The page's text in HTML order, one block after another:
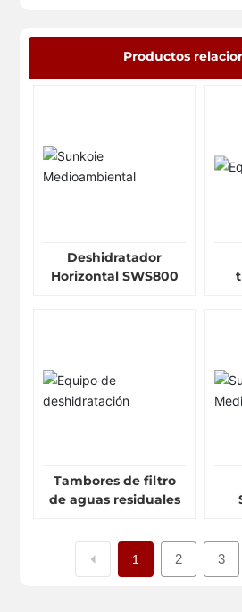
Productos
Deshidratador
Horizontal SWS800
Tambores de filtro
de aguas residuales
1 2 3